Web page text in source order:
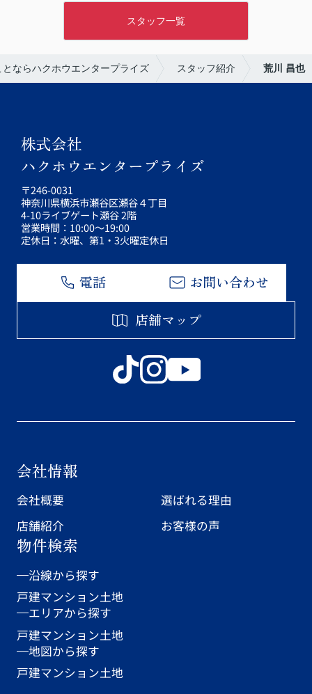
スタッフ一覧
ならハクホウエンタープライズ スタッフ紹介 荒川 昌也
株式会社
ハクホウエンタープライズ
〒246-0031
神奈川県横浜市瀬谷区瀬谷４丁目
4-10ライブゲート瀬谷 2階
営業時間：10:00～19:00
定休日：水曜、第1・3火曜定休日
電話
お問い合わせ
店舗マップ
会社情報
会社概要
選ばれる理由
店舗紹介
お客様の声
物件検索
沿線から探す
戸建マンション土地
エリアから探す
戸建マンション土地
地図から探す
戸建マンション土地